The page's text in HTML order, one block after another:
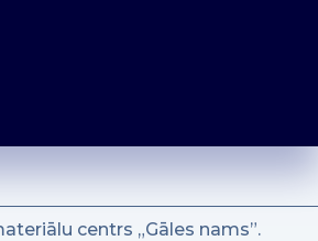
centrs „Gāles nams”.